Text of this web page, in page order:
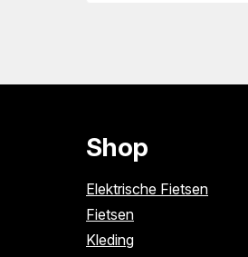
Shop
Elektrische Fietsen
Fietsen
Kleding